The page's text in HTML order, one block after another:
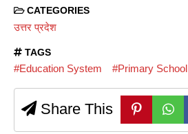
CATEGORIES
उत्तर प्रदेश
TAGS
#Education System #Primary School
Share This